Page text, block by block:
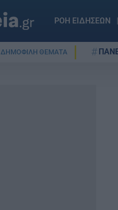
ΡΟΗ ΕΙΔΗΣΕΩΝ
ΔΗΜΟΦΙΛΗ ΘΕΜΑΤΑ